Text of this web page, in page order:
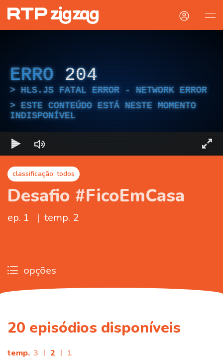
ERRO 204
HLS.JS FATAL ERROR - NETWORK ERROR
ESTE CONTEÚDO ESTÁ NESTE MOMENTO
INDISPONÍVEL
classificação: todos
Desafio #FicoEmCasa
ep. 1 | temp. 2
opções
20 episódios disponíveis
temp. 3 | 2 | 1